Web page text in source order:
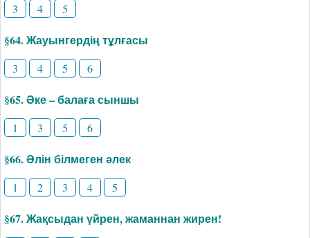
3 4 5
§64. Жауынгердің тұлғасы
3 4 5 6
§65. Әке – балаға сыншы
1 3 5 6
§66. Әлін білмеген әлек
1 2 3 4 5
§67. Жақсыдан үйрен, жаманнан жирен!